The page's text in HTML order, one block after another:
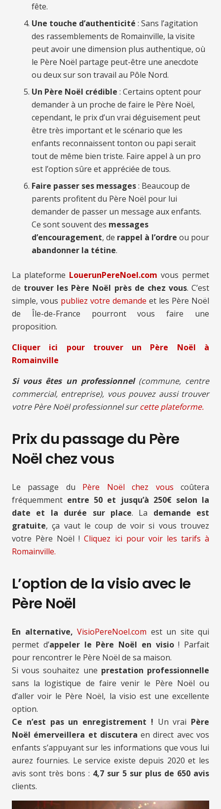
fête.
Une touche d’authenticité : Sans l’agitation
des rassemblements de Romainville, la visite
peut avoir une dimension plus authentique, où
le Père Noël partage peut-être une anecdote
ou deux sur son travail au Pôle Nord.
Un Père Noël crédible : Certains optent pour
demander à un proche de faire le Père Noël,
cependant, le prix d’un vrai déguisement peut
être très important et le scénario que les
enfants reconnaissent tonton ou papi serait
tout de même bien triste. Faire appel à un pro
est l’option sûre et appréciée de tous.
Faire passer ses messages: Beaucoup de
parents profitent du Père Noël pour lui
demander de passer un message aux enfants.
Ce sont souvent des messages
d’encouragement, de rappel à l’ordre ou pour
abandonner la tétine.
La plateforme LouerunPereNoel.com vous permet
de trouver les Père Noël près de chez vous. C’est
simple, vous publiez votre demande et les Père Noël
de Île-de-France pourront vous faire une
proposition.
Cliquer ici pour trouver un Père Noël à
Romainville
Si vous êtes un professionnel(commune, centre
commercial, entreprise), vous pouvez aussi trouver
votre Père Noël professionnel surcette plateforme.
Prix du passage du Père
Noël chez vous
Le passage du Père Noël chez vous coûtera
fréquemment entre 50 et jusqu’à 250€ selon la
date et la durée sur place. La demande est
gratuite, ça vaut le coup de voir si vous trouvez
votre Père Noël !Cliquez ici pour voir les tarifs à
Romainville.
L’option de la visio avec le
Père Noël
En alternative, VisioPereNoel.com est un site qui
permet d’appeler le Père Noël en visio! Parfait
pour rencontrer le Père Noël de sa maison.
Si vous souhaitez une prestation professionnelle
sans la logistique de faire venir le Père Noël ou
d’aller voir le Père Noël, la visio est une excellente
option.
Ce n’est pas un enregistrement ! Un vrai Père
Noël émerveillera et discutera en direct avec vos
enfants s’appuyant sur les informations que vous lui
aurez fournies. Le service existe depuis 2020 et les
avis sont très bons : 4,7 sur 5 sur plus de 650 avis
clients.